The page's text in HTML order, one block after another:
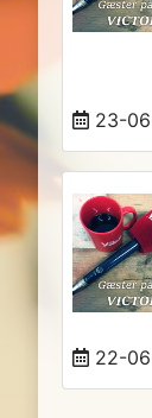
23-
22-